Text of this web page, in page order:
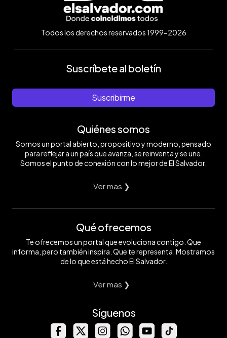
Todos los derechos reservados 1999-2026
Suscríbete al boletín
Suscribirme
Quiénes somos
Somos un portal abierto, propositivo y moderno, pensado
para reflejar a un país que avanza, se reinventa y se une.
Somos el punto de conexión con lo mejor de El Salvador.
Ver mas ❯
Qué ofrecemos
Te ofrecemos un portal que evoluciona contigo. Que
informa, pero también inspira. Que te representa. Mostramos
de lo que está hecho El Salvador.
Ver mas ❯
Síguenos